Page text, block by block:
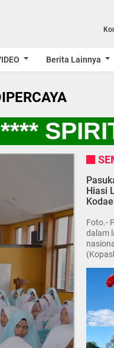
Berita Lainnya
Hiasi
Foto.-
dalam